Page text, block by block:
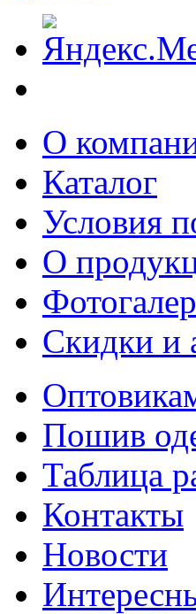
О
Каталог
Условия
О
Скидки и
Пошив
Таблица
Контакты
Новости